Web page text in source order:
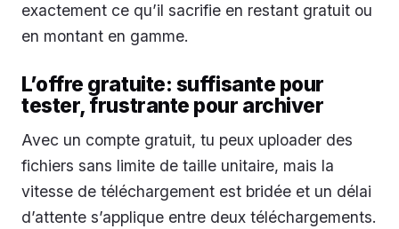
exactement ce qu’il sacrifie en restant gratuit ou
en montant en gamme.
L’offre gratuite: suffisante pour
tester, frustrante pour archiver
Avec un compte gratuit, tu peux uploader des
fichiers sans limite de taille unitaire, mais la
vitesse de téléchargement est bridée et un délai
d’attente s’applique entre deux téléchargements.